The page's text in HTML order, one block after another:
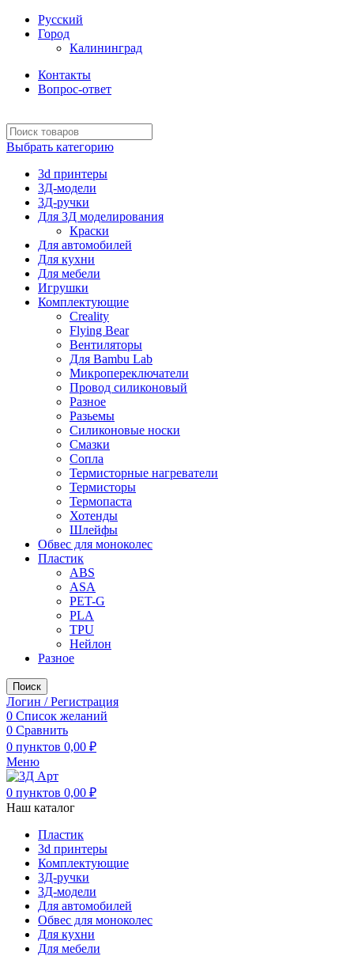
Русский
Город
Калининград
Контакты
Вопрос-ответ
Выбрать категорию
3d принтеры
3Д-модели
3Д-ручки
Для 3Д моделирования
Краски
Для автомобилей
Для кухни
Для мебели
Игрушки
Комплектующие
Creality
Flying Bear
Вентиляторы
Для Bambu Lab
Микропереключатели
Провод силиконовый
Разное
Разьемы
Силиконовые носки
Смазки
Сопла
Термисторные нагреватели
Термисторы
Термопаста
Хотенды
Шлейфы
Обвес для моноколес
Пластик
ABS
ASA
PET-G
PLA
TPU
Нейлон
Разное
Поиск
Логин / Регистрация
0 Список желаний
0 Сравнить
0 пунктов 0,00 ₽
Меню
0 пунктов 0,00 ₽
Наш каталог
Пластик
3d принтеры
Комплектующие
3Д-ручки
3Д-модели
Для автомобилей
Обвес для моноколес
Для кухни
Для мебели